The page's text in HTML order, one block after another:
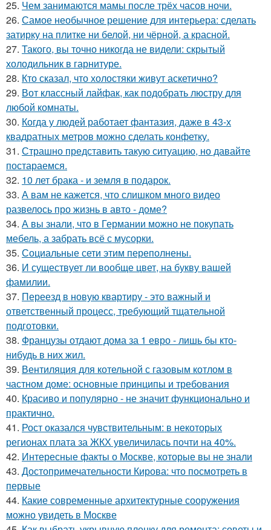
25. Чем занимаются мамы после трёх часов ночи.
26. Самое необычное решение для интерьера: сделать
затирку на плитке ни белой, ни чёрной, а красной.
27. Такого, вы точно никогда не видели: скрытый
холодильник в гарнитуре.
28. Кто сказал, что холостяки живут аскетично?
29. Вот классный лайфак, как подобрать люстру для
любой комнаты.
30. Когда у людей работает фантазия, даже в 43-х
квадратных метров можно сделать конфетку.
31. Страшно представить такую ситуацию, но давайте
постараемся.
32. 10 лет брака - и земля в подарок.
33. А вам не кажется, что слишком много видео
развелось про жизнь в авто - доме?
34. А вы знали, что в Германии можно не покупать
мебель, а забрать всё с мусорки.
35. Социальные сети этим переполнены.
36. И существует ли вообще цвет, на букву вашей
фамилии.
37. Переезд в новую квартиру - это важный и
ответственный процесс, требующий тщательной
подготовки.
38. Французы отдают дома за 1 евро - лишь бы кто-
нибудь в них жил.
39. Вентиляция для котельной с газовым котлом в
частном доме: основные принципы и требования
40. Красиво и популярно - не значит функционально и
практично.
41. Рост оказался чувствительным: в некоторых
регионах плата за ЖКХ увеличилась почти на 40%.
42. Интересные факты о Москве, которые вы не знали
43. Достопримечательности Кирова: что посмотреть в
первые
44. Какие современные архитектурные сооружения
можно увидеть в Москве